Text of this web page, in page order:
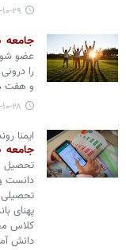
۱۴۰۰-۱۰-
جامعه
عضو
را
و هفت
۱۴۰۰-۱۰-
ایمنا
جامعه
تحصیل
دانست
تحصیلی
پهنای
کلاس
دانش